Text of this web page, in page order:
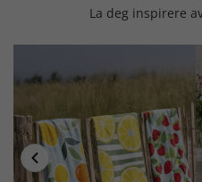
La deg inspirere